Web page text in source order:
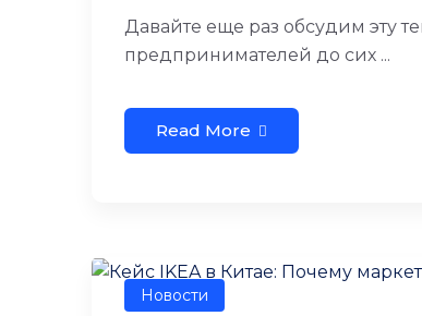
Давайте еще раз обсудим эту
предпринимателей до сих ...
Read More
Новости